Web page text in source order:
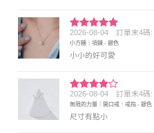
評分5 滿
分 5
2026-08-04 訂單末4碼:
小方糖｜項鍊 - 銀色
小小的好可愛
評分4
滿分 5
2026-08-04 訂單末4碼:
無限的力量｜開口戒．戒指 - 銀色
尺寸有點小